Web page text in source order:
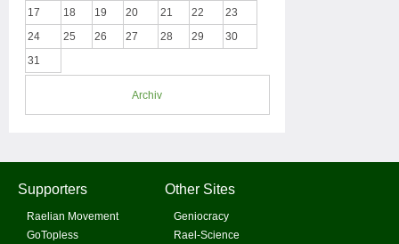
17
18 19 20 21 22
23
24
25 26 27 28 29
30
31
Archiv
Supporters
Raelian Movement
GoTopless
Other Sites
Geniocracy
Rael-Science